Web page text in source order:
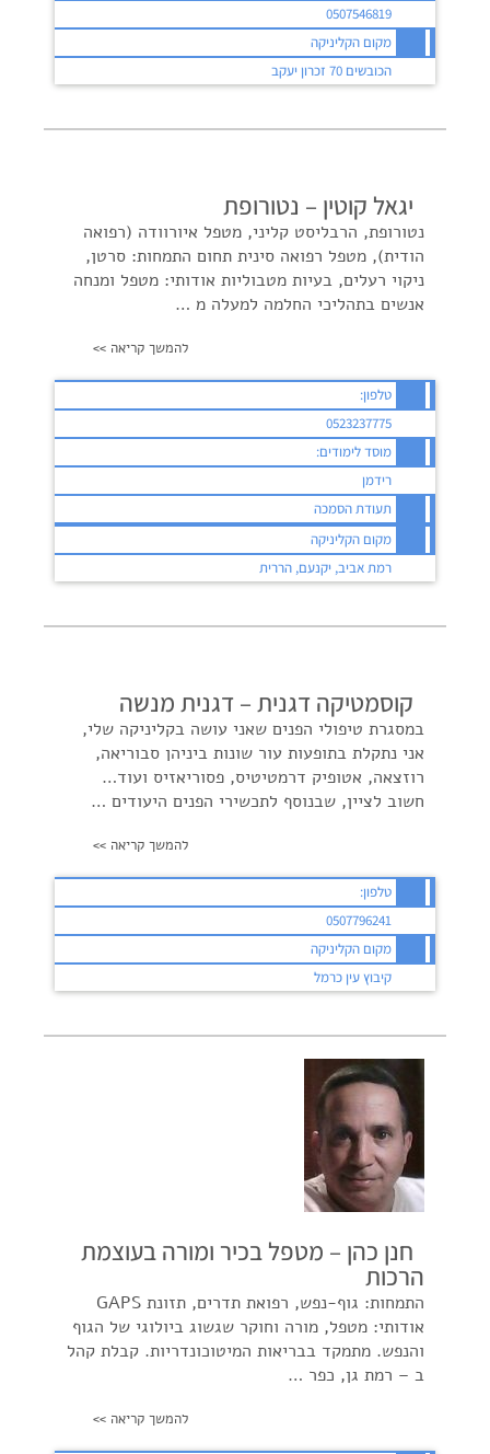
0507546819
מקום הקליניקה
הכובשים 70 זכרון יעקב
יגאל קוטין – נטורופת
נטורופת, הרבליסט קליני, מטפל איורוודה (רפואה
הודית), מטפל רפואה סינית תחום התמחות: סרטן,
ניקוי רעלים, בעיות מטבוליות אודותי: מטפל ומנחה
אנשים בתהליכי החלמה למעלה מ …
להמשך קריאה >>
טלפון:
0523237775
מוסד לימודים:
רידמן
תעודת הסמכה
מקום הקליניקה
רמת אביב, יקנעם, הררית
קוסמטיקה דגנית – דגנית מנשה
במסגרת טיפולי הפנים שאני עושה בקליניקה שלי,
אני נתקלת בתופעות עור שונות ביניהן סבוריאה,
רוזצאה, אטופיק דרמטיטיס, פסוריאזיס ועוד…
חשוב לציין, שבנוסף לתכשירי הפנים היעודים …
להמשך קריאה >>
טלפון:
0507796241
מקום הקליניקה
קיבוץ עין כרמל
חנן כהן – מטפל בכיר ומורה בעוצמת
הרכות
התמחות: גוף-נפש, רפואת תדרים, תזונת GAPS
אודותי: מטפל, מורה וחוקר שגשוג ביולוגי של הגוף
והנפש. מתמקד בבריאות המיטוכונדריות. קבלת קהל
ב – רמת גן, כפר …
להמשך קריאה >>